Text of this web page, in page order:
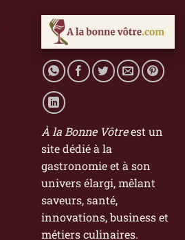
À la Bonne Vôtreest un
site dédié à la
gastronomie et à son
univers élargi, mêlant
saveurs, santé,
innovations, business et
métiers culinaires.